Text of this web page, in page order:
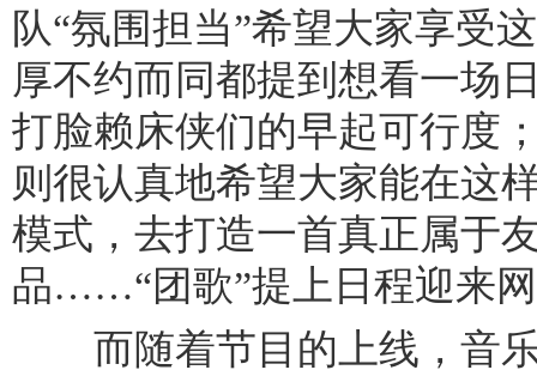
队“氛围担当”希望大家享受
厚不约而同都提到想看一场
打脸赖床侠们的早起可行度
则很认真地希望大家能在这
模式，去打造一首真正属于
品……“团歌”提上日程迎来
而随着节目的上线，音乐